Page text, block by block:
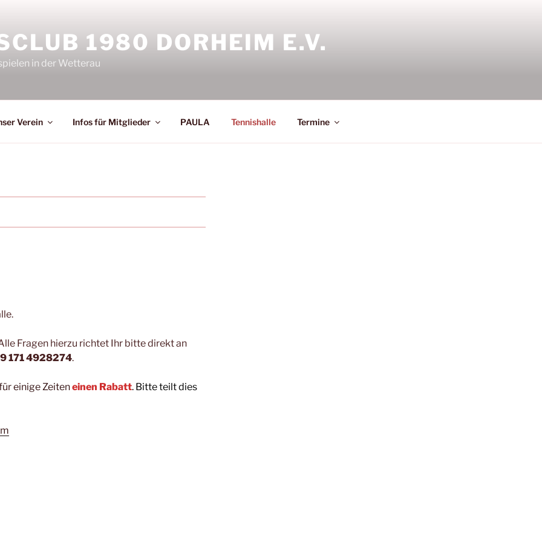
1980 DORHEIM E.V.
in der Wetterau
Verein Infos für Mitglieder PAULA Tennishalle Termine
Fragen hierzu richtet Ihr bitte direkt an
171 4928274.
einige Zeiteneinen Rabatt. Bitte teilt dies